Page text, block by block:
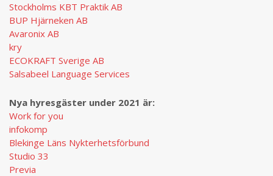
Stockholms KBT Praktik AB
BUP Hjärneken AB
Avaronix AB
kry
ECOKRAFT Sverige AB
Salsabeel Language Services
Nya hyresgäster under 2021 är:
Work for you
infokomp
Blekinge Läns Nykterhetsförbund
Studio 33
Previa